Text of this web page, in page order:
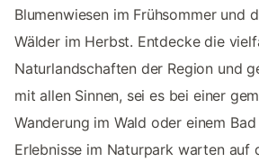
Blumenwiesen im Frühsommer und
Wälder im Herbst. Entdecke die
Naturlandschaften der Region und
mit allen Sinnen, sei es bei einer
Wanderung im Wald oder einem
Erlebnisse im Naturpark warten auf